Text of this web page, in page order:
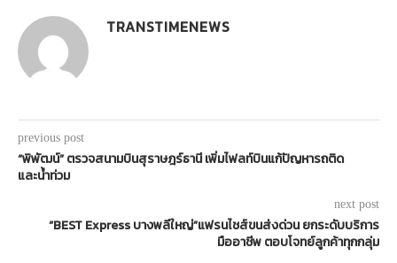
TRANSTIMENEWS
previous post
“พิพัฒน์” ตรวจสนามบินสุราษฎร์ธานี เพิ่มไฟลท์บินแก้ปัญหารถติด
และน้ำท่วม
next post
“BEST Express บางพลีใหญ่”แฟรนไชส์ขนส่งด่วน ยกระดับบริการ
มืออาชีพ ตอบโจทย์ลูกค้าทุกกลุ่ม